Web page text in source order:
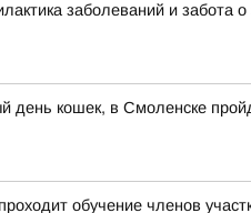
заболеваний и забота
день кошек, в Смоленске
обучение членов